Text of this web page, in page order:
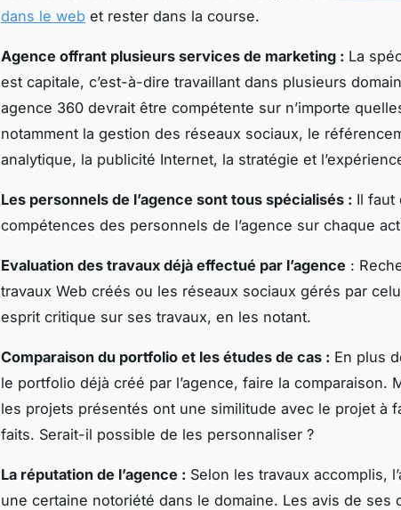
dans le web et rester dans la course.
Agence offrant plusieurs services de marketing : La
est capitale, c’est-à-dire travaillant dans plusieurs
agence 360 devrait être compétente sur n’importe
notamment la gestion des réseaux sociaux, le
analytique, la publicité Internet, la stratégie et
Les personnels de l’agence sont tous spécialisés : Il faut
compétences des personnels de l’agence sur chaque
Evaluation des travaux déjà effectué par l’agence :
travaux Web créés ou les réseaux sociaux gérés par
esprit critique sur ses travaux, en les notant.
Comparaison du portfolio et les études de cas : En plus
le portfolio déjà créé par l’agence, faire la comparaison.
les projets présentés ont une similitude avec le projet à
faits. Serait-il possible de les personnaliser ?
La réputation de l’agence : Selon les travaux accomplis,
une certaine notoriété dans le domaine. Les avis de ses